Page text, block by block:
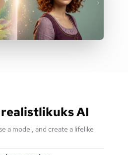
AI
a model, and create a lifelike